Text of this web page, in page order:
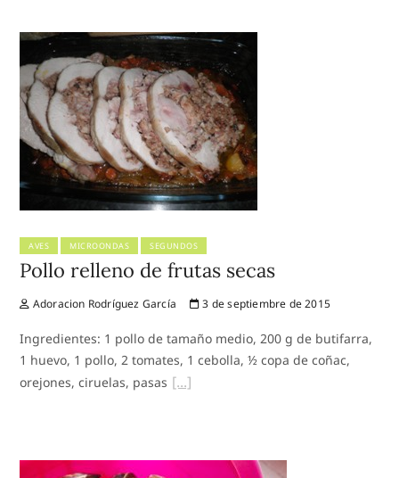
AVES MICROONDAS SEGUNDOS
Pollo relleno de frutas secas
Adoracion Rodríguez García 3 de septiembre de 2015
Ingredientes: 1 pollo de tamaño medio, 200 g de butifarra,
1 huevo, 1 pollo, 2 tomates, 1 cebolla, ½ copa de coñac,
orejones, ciruelas, pasas